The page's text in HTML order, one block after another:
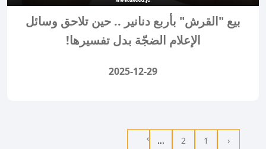
بيع "القرش" بأربع دنانير .. حين تلاحق وسائل
الإعلام الضجّة بدل تفسيرها!
2025-12-29
‹
1
2
...
›